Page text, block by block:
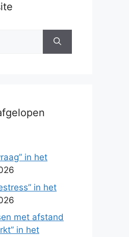
in het
in het
met afstand
in het